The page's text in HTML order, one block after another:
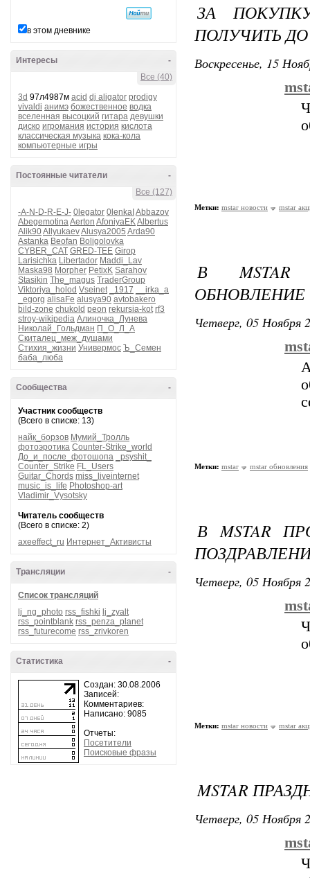
в этом дневнике
-
Интересы
Все (40)
3d 97л4987м acid dj aligator prodigy
vivaldi анимэ божественное водка
вселенная высоцкий гитара девушки
диско игромания история кислота
классическая музыка кока-кола
компьютерные игры
-
Постоянные читатели
Все (127)
-A-N-D-R-E-J- 0legator 0lenkaI Abbazov
AbegemotinaAerton AfoniyaEKAlbertus
Alik90AllyukaevAlusya2005 Arda90
Astanka Beofan Boligolovka
CYBER_CAT GRED-TEE Girop
Larisichka Libertador Maddi_Lav
Maska98 Morpher PetixK Sarahov
Stasikin The_magus TraderGroup
Viktoriya_holod Vseinet _1917
__irka_a
_egorg alisaFe alusya90 avtobakero
bild-zone chukold peon rekursia-kot rf3
stroy-wikipedia Алиночка_Лунева
Николай_Гольдман П_О_Л_А
Скиталец_меж_душами
Стихия_жизни Универмос Ъ_Семен
баба_люба
-
Сообщества
Участник сообществ
(Всего в списке: 13)
найк_борзов Мумий_Тролль
фотоэротика Counter-Strike_world
До_и_после_фотошопа
_psyshit_
Counter_Strike FL_Users
Guitar_Chords miss_liveinternet
music_is_life Photoshop-art
Vladimir_Vysotsky
Читатель сообществ
(Всего в списке: 2)
axeeffect_ru Интернет_Активисты
-
Трансляции
Список трансляций
lj_ng_photo rss_fishki lj_zyalt
rss_pointblank rss_penza_planet
rss_futurecome rss_zrivkoren
-
Статистика
Создан: 30.08.2006
Записей:
Комментариев:
Написано: 9085
Отчеты:
Посетители
Поисковые фразы
ЗА
ПОЛУЧИТЬ
Воскресенье, 15
Метки: mstar новости mstar
В
ОБНОВЛЕНИЕ
Четверг, 05 Ноября
Метки: mstar mstar обновления
В MSTAR
Четверг, 05 Ноября
Метки: mstar новости mstar
MSTAR
Четверг, 05 Ноября